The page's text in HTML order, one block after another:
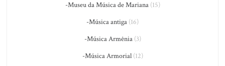
-Museu da Música de Mariana(15)
-Música antiga (16)
-Música Armênia(3)
-Música Armorial(12)